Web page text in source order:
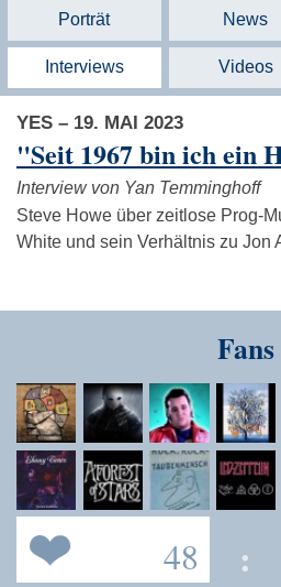
Porträt News
Interviews Videos
YES – 19. MAI 2023
"Seit 1967 bin ich ein
Interview von Yan Temminghoff
Steve Howe über zeitlose Prog-
White und sein Verhältnis zu Jon
Fans
48 :